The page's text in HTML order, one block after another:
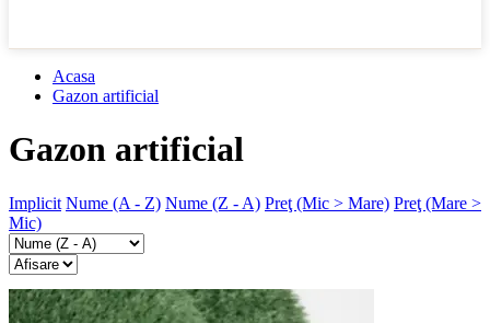
Acasa
Gazon artificial
Gazon artificial
Implicit Nume (A - Z) Nume (Z - A) Preţ (Mic > Mare) Preţ (Mare >
Mic)